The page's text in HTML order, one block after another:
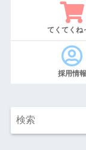
てくてくね
採用情報